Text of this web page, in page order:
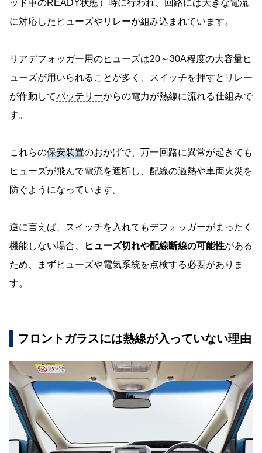
ッド車のREADY状態）時に行われ、回路には大きな電流
に対応したヒューズやリレーが組み込まれています。
リアデフォッガー用のヒューズは20～30A程度の大容量ヒ
ューズが用いられることが多く、スイッチを押すとリレー
が作動してバッテリーからの電力が熱線に流れる仕組みで
す。
これらの保安装置のおかげで、万一回路に異常が起きても
ヒューズが飛んで電流を遮断し、配線の過熱や車両火災を
防ぐようになっています。
逆に言えば、スイッチを入れてもデフォッガーがまったく
機能しない場合、
ヒューズ切れや配線断線の可能性がある
ため、まずヒューズや電気系統を点検する必要がありま
す。
フロントガラスには熱線が入っていない理由